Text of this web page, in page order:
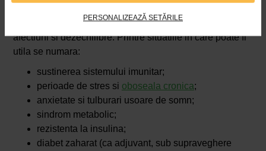
PERSONALIZEAZĂ SETĂRILE
adjuvant pentru sustinerea organismului in diverse
afectiuni si dezechilibre. Printre situatiile in care poate fi
utila se numara:
sustinerea sistemului imunitar;
perioade de stres si oboseala cronica;
anxietate si tulburari usoare de somn;
sindrom metabolic;
rezistenta la insulina;
diabet zaharat (ca adjuvant, sub supraveghere